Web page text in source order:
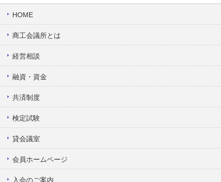
HOME
商工会議所とは
経営相談
融資・資金
共済制度
検定試験
貸会議室
会員ホームページ
入会のご案内